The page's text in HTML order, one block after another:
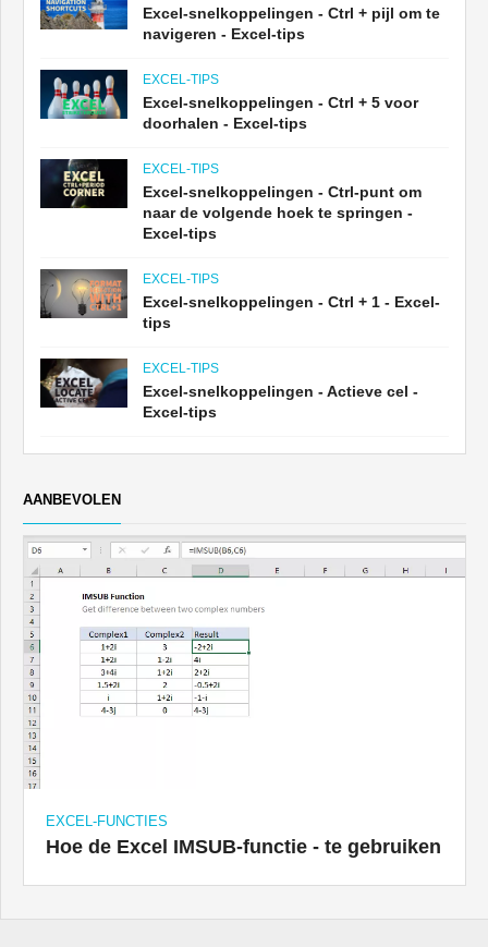
Excel-snelkoppelingen - Ctrl + pijl om te
navigeren - Excel-tips
EXCEL-TIPS
Excel-snelkoppelingen - Ctrl + 5 voor
doorhalen - Excel-tips
EXCEL-TIPS
Excel-snelkoppelingen - Ctrl-punt om
naar de volgende hoek te springen -
Excel-tips
EXCEL-TIPS
Excel-snelkoppelingen - Ctrl + 1 - Excel-
tips
EXCEL-TIPS
Excel-snelkoppelingen - Actieve cel -
Excel-tips
AANBEVOLEN
EXCEL-FUNCTIES
Hoe de Excel IMSUB-functie - te gebruiken